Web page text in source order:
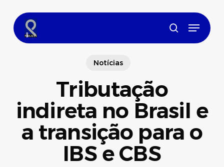
main
content
search
Menu
Notícias
Tributação
indireta no Brasil e
a transição para o
IBS e CBS